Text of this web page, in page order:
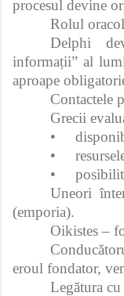
procesul devine
Rolul
Delphi
informații” al
aproape
Contactele
Grecii
•
•
•
Uneori
(emporia).
Oikistes –
eroul fondator,
Legătura